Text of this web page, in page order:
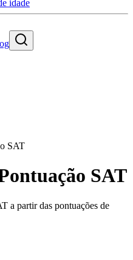
idade
SAT
SAT
a partir das pontuações de